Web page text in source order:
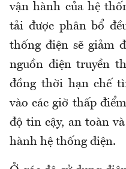
vận hành của hệ
tải được phân bổ
thống điện sẽ giảm
nguồn điện truyền
đồng thời hạn chế
vào các giờ thấp
độ tin cậy, an toàn
hành hệ thống điện.